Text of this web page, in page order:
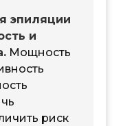
эпиляции
и
Мощность
риск